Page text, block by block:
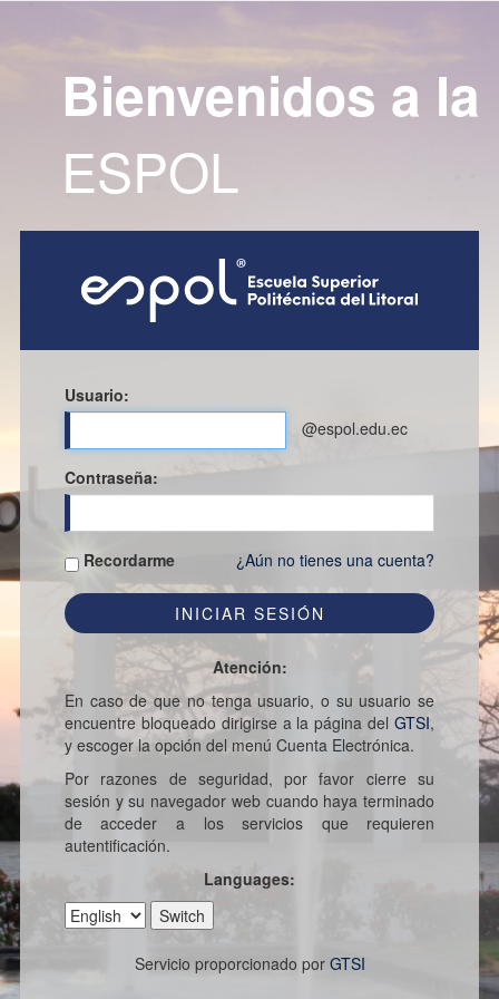
Bienvenidos a la
ESPOL
Usuario:
@espol.edu.ec
Contraseña:
Recordarme ¿Aún no tienes una cuenta?
Atención:
En caso de que no tenga usuario, o su usuario se
encuentre bloqueado dirigirse a la página delGTSI,
y escoger la opción del menú Cuenta Electrónica.
Por razones de seguridad, por favor cierre su
sesión y su navegador web cuando haya terminado
de acceder a los servicios que requieren
autentificación.
Languages:
Servicio proporcionado por GTSI